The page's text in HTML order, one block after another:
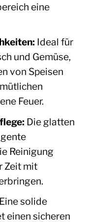
eine
Ideal für
und Gemüse,
von Speisen
Feuer.
Die glatten
Reinigung
Zeit mit
Eine solide
einen sicheren